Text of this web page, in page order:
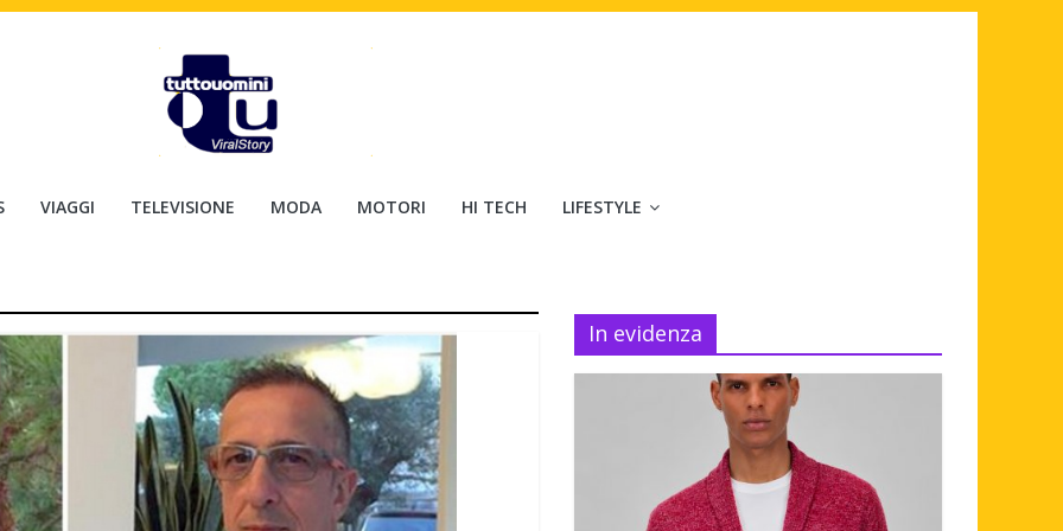
VIAGGI TELEVISIONE MODA MOTORI HI TECH LIFESTYLE
In evidenza